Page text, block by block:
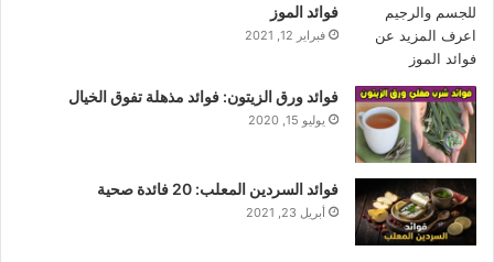
فوائد الموز
فبراير 12, 2021
فوائد ورق الزيتون: فوائد مذهلة تفوق الخيال
يوليو 15, 2020
فوائد السردين المعلب: 20 فائدة صحية
أبريل 23, 2021